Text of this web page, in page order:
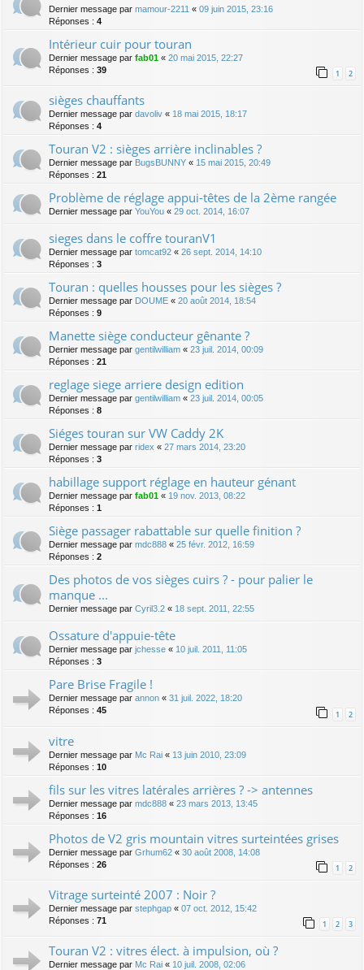
Dernier message par mamour-2211 « 09 juin 2015, 23:16
Réponses : 4
Intérieur cuir pour touran
Dernier message par fab01 « 20 mai 2015, 22:27
Réponses : 39 1 2
sièges chauffants
Dernier message par davoliv « 18 mai 2015, 18:17
Réponses : 4
Touran V2 : sièges arrière inclinables ?
Dernier message par BugsBUNNY « 15 mai 2015, 20:49
Réponses : 21
Problème de réglage appui-têtes de la 2ème rangée
Dernier message par YouYou « 29 oct. 2014, 16:07
sieges dans le coffre touranV1
Dernier message par tomcat92 « 26 sept. 2014, 14:10
Réponses : 3
Touran : quelles housses pour les sièges ?
Dernier message par DOUME « 20 août 2014, 18:54
Réponses : 9
Manette siège conducteur gênante ?
Dernier message par gentilwilliam « 23 juil. 2014, 00:09
Réponses : 21
reglage siege arriere design edition
Dernier message par gentilwilliam « 23 juil. 2014, 00:05
Réponses : 8
Siéges touran sur VW Caddy 2K
Dernier message par ridex « 27 mars 2014, 23:20
Réponses : 3
habillage support réglage en hauteur génant
Dernier message par fab01 « 19 nov. 2013, 08:22
Réponses : 1
Siège passager rabattable sur quelle finition ?
Dernier message par mdc888 « 25 févr. 2012, 16:59
Réponses : 2
Des photos de vos sièges cuirs ? - pour palier le
manque ...
Dernier message par Cyril3.2 « 18 sept. 2011, 22:55
Ossature d'appuie-tête
Dernier message par jchesse « 10 juil. 2011, 11:05
Réponses : 3
Pare Brise Fragile !
Dernier message par annon « 31 juil. 2022, 18:20
Réponses : 45 1 2
vitre
Dernier message par Mc Rai « 13 juin 2010, 23:09
Réponses : 10
fils sur les vitres latérales arrières ? -> antennes
Dernier message par mdc888 « 23 mars 2013, 13:45
Réponses : 16
Photos de V2 gris mountain vitres surteintées grises
Dernier message par Grhum62 « 30 août 2008, 14:08
Réponses : 26 1 2
Vitrage surteinté 2007 : Noir ?
Dernier message par stephgap « 07 oct. 2012, 15:42
Réponses : 71 1 2 3
Touran V2 : vitres élect. à impulsion, où ?
Dernier message par Mc Rai « 10 juil. 2008, 02:06